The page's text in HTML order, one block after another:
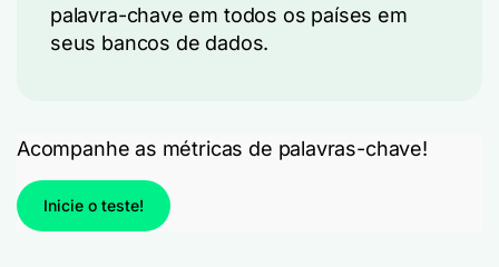
palavra-chave em todos os países em
seus bancos de dados.
Acompanhe as métricas de palavras-chave!
Inicie o teste!